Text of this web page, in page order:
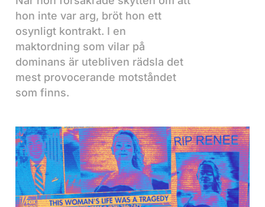
hon inte var arg, bröt hon ett
osynligt kontrakt. I en
maktordning som vilar på
dominans är utebliven rädsla det
mest provocerande motståndet
som finns.